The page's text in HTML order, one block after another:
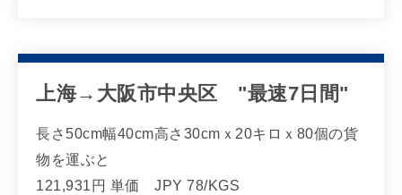
上海→大阪市中央区 "最速7日間"
長さ50cm幅40cm高さ30cmｘ20キロｘ80個の貨
物を運ぶと
121,931円 単価 JPY 78/KGS